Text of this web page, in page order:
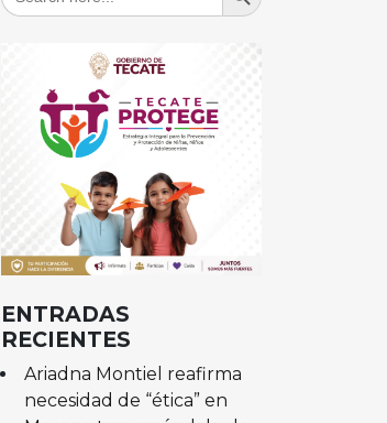
ENTRADAS
RECIENTES
Ariadna Montiel reafirma
necesidad de “ética” en